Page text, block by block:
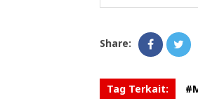
Share:
Tag Terkait: